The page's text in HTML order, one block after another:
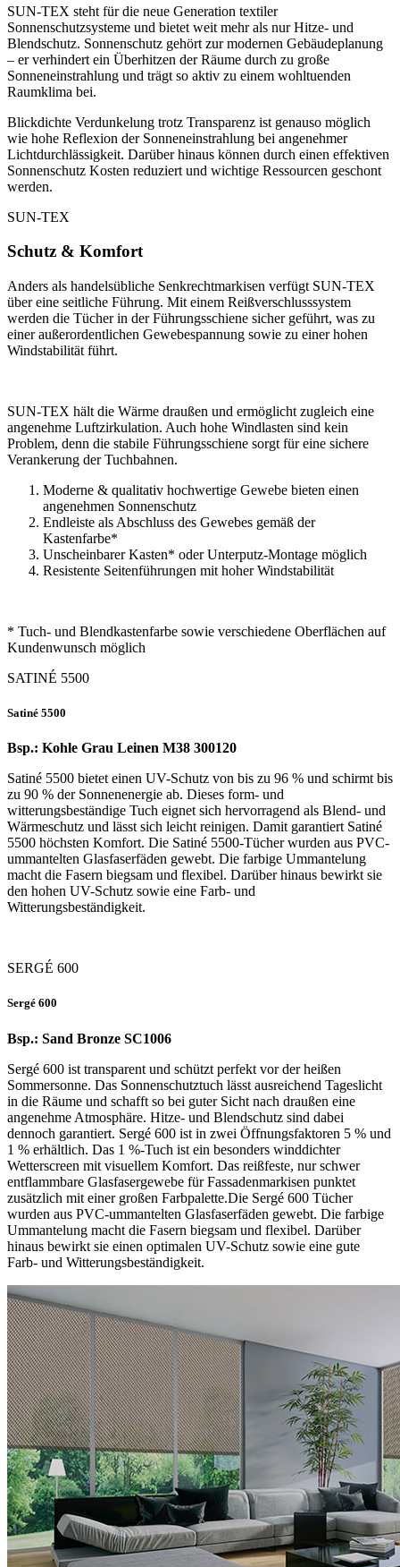
SUN-TEX steht für die neue Generation textiler
Sonnenschutzsysteme und bietet weit mehr als nur Hitze- und
Blendschutz. Sonnenschutz gehört zur modernen Gebäudeplanung
– er verhindert ein Überhitzen der Räume durch zu große
Sonneneinstrahlung und trägt so aktiv zu einem wohltuenden
Raumklima bei.
Blickdichte Verdunkelung trotz Transparenz ist genauso möglich
wie hohe Reflexion der Sonneneinstrahlung bei angenehmer
Lichtdurchlässigkeit. Darüber hinaus können durch einen effektiven
Sonnenschutz Kosten reduziert und wichtige Ressourcen geschont
werden.
SUN-TEX
Schutz & Komfort
Anders als handelsübliche Senkrechtmarkisen verfügt SUN-TEX
über eine seitliche Führung. Mit einem Reißverschlusssystem
werden die Tücher in der Führungsschiene sicher geführt, was zu
einer außerordentlichen Gewebespannung sowie zu einer hohen
Windstabilität führt.
SUN-TEX hält die Wärme draußen und ermöglicht zugleich eine
angenehme Luftzirkulation. Auch hohe Windlasten sind kein
Problem, denn die stabile Führungsschiene sorgt für eine sichere
Verankerung der Tuchbahnen.
Moderne & qualitativ hochwertige Gewebe bieten einen
angenehmen Sonnenschutz
Endleiste als Abschluss des Gewebes gemäß der
Kastenfarbe*
Unscheinbarer Kasten* oder Unterputz-Montage möglich
Resistente Seitenführungen mit hoher Windstabilität
* Tuch- und Blendkastenfarbe sowie ver­schiedene Ober­flächen auf
Kundenwunsch möglich
SATINÉ 5500
Satiné 5500
Bsp.: Kohle Grau Leinen M38 300120
Satiné 5500 bietet einen UV-Schutz von bis zu 96 % und schirmt bis
zu 90 % der Sonnenenergie ab. Dieses form- und
witterungsbeständige Tuch eignet sich hervorragend als Blend- und
Wärmeschutz und lässt sich leicht reinigen. Damit garantiert Satiné
5500 ​​höchsten Komfort. Die Satiné 5500-Tücher wurden aus PVC-
ummantelten Glasfaserfäden gewebt. Die farbige Ummantelung
macht die Fasern biegsam und flexibel. Darüber hinaus bewirkt sie
den hohen UV-Schutz sowie eine Farb- und
Witterungsbeständigkeit.
SERGÉ 600
Sergé 600
Bsp.: Sand Bronze SC1006
Sergé 600 ist transparent und schützt perfekt vor der heißen
Sommersonne. Das Sonnenschutztuch lässt ausreichend Tageslicht
in die Räume und schafft so ​bei guter Sicht nach draußen eine
angenehme ​Atmosphäre. Hitze- und Blendschutz sind dabei
dennoch garantiert. Sergé 600 ist in zwei Öffnungsfaktoren 5 % und
1 % erhältlich. Das 1 %-Tuch ist ein besonders winddichter
Wetterscreen mit visuellem Komfort. Das reißfeste, nur schwer
entflammbare Glasfasergewebe für Fassadenmarkisen punktet
zusätzlich mit einer großen Farbpalette.Die Sergé 600 Tücher
wurden aus PVC-ummantelten Glasfaserfäden gewebt. Die farbige
Ummantelung macht die Fasern biegsam und flexibel. Darüber
hinaus bewirkt sie einen optimalen UV-Schutz sowie eine gute
Farb- und Witterungsbeständigkeit.